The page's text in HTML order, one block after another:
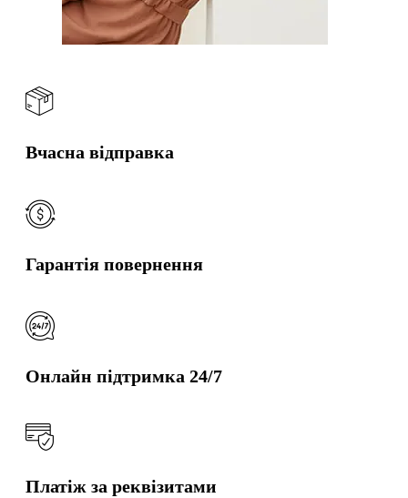
Вчасна відправка
Гарантія повернення
Онлайн підтримка 24/7
Платіж за реквізитами